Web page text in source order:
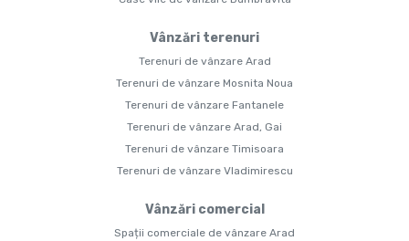
Vânzări terenuri
Terenuri de vânzare Arad
Terenuri de vânzare Mosnita Noua
Terenuri de vânzare Fantanele
Terenuri de vânzare Arad, Gai
Terenuri de vânzare Timisoara
Terenuri de vânzare Vladimirescu
Vânzări comercial
Spații comerciale de vânzare Arad